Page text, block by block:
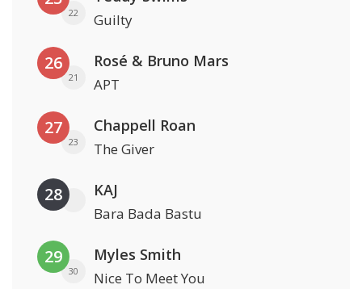
22 Guilty
26
21
Rosé & Bruno Mars
APT
27
23
Chappell Roan
The Giver
28 KAJ
Bara Bada Bastu
29
30
Myles Smith
Nice To Meet You